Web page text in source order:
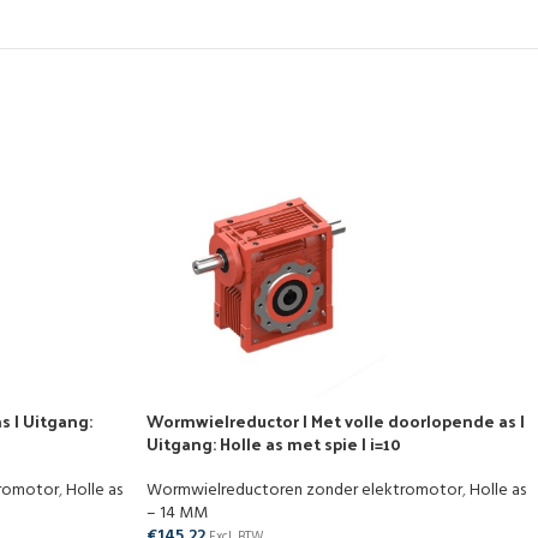
| Uitgang:
,Holle as
Wormwielreductor | Met volle doorlopende as |
Uitgang: Holle as met spie | i=10
Wormwielreductoren zonder elektromotor,Holle as
– 14 MM